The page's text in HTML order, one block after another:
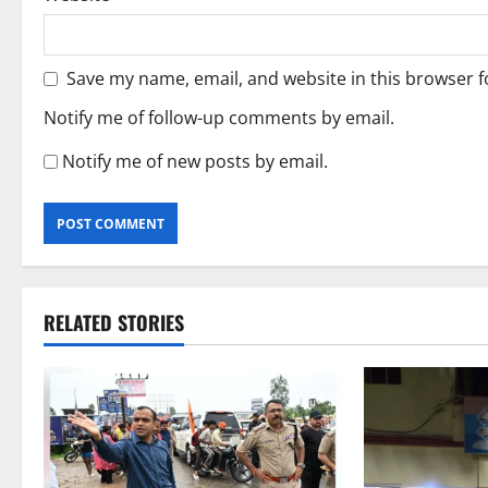
Save my name, email, and website in this browser
Notify me of follow-up comments by email.
Notify me of new posts by email.
RELATED STORIES